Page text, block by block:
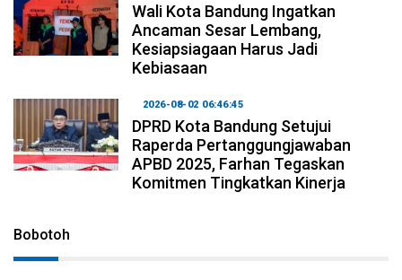
Wali Kota Bandung Ingatkan
Ancaman Sesar Lembang,
Kesiapsiagaan Harus Jadi
Kebiasaan
2026-08-02 06:46:45
DPRD Kota Bandung Setujui
Raperda Pertanggungjawaban
APBD 2025, Farhan Tegaskan
Komitmen Tingkatkan Kinerja
Bobotoh